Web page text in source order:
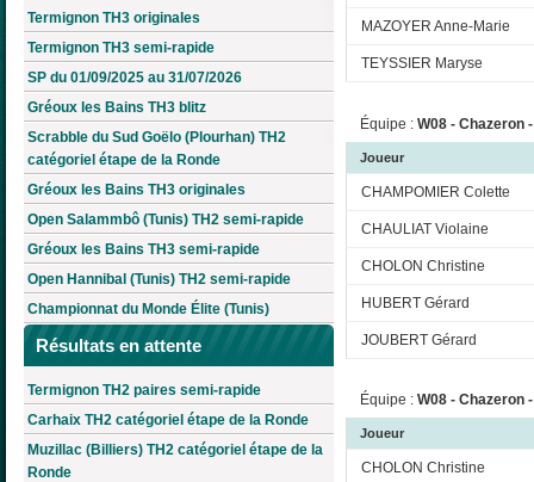
Termignon TH3 originales
Termignon TH3 semi-rapide
SP du 01/09/2025 au 31/07/2026
Gréoux les Bains TH3 blitz
Scrabble du Sud Goëlo (Plourhan) TH2
catégoriel étape de la Ronde
Gréoux les Bains TH3 originales
Open Salammbô (Tunis) TH2 semi-rapide
Gréoux les Bains TH3 semi-rapide
Open Hannibal (Tunis) TH2 semi-rapide
Championnat du Monde Élite (Tunis)
Résultats en attente
Termignon TH2 paires semi-rapide
Carhaix TH2 catégoriel étape de la Ronde
Muzillac (Billiers) TH2 catégoriel étape de la
Ronde
MAZOYER Anne-Marie
TEYSSIER Maryse
Équipe : W08 - Chazeron
Joueur
CHAMPOMIER Colette
CHAULIAT Violaine
CHOLON Christine
HUBERT Gérard
JOUBERT Gérard
Équipe : W08 - Chazeron
Joueur
CHOLON Christine